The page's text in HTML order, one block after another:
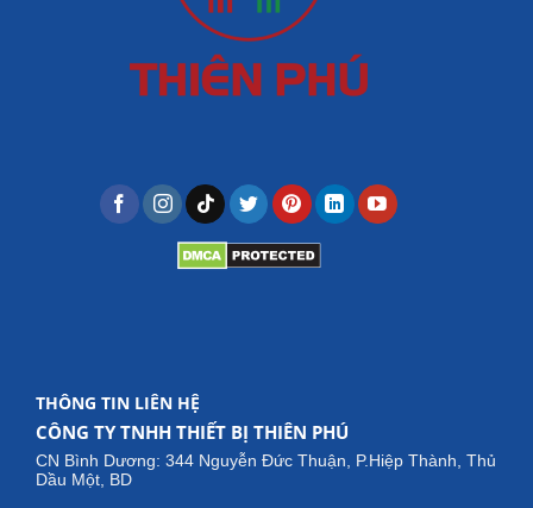
THÔNG TIN LIÊN HỆ
CÔNG TY TNHH THIẾT BỊ THIÊN PHÚ
CN Bình Dương: 344 Nguyễn Đức Thuận, P.Hiệp Thành, Thủ
Dầu Một, BD